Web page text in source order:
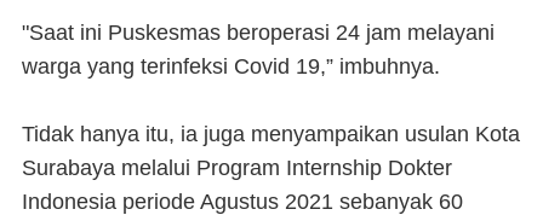
"Saat ini Puskesmas beroperasi 24 jam melayani
warga yang terinfeksi Covid 19,” imbuhnya.
Tidak hanya itu, ia juga menyampaikan usulan Kota
Surabaya melalui Program Internship Dokter
Indonesia periode Agustus 2021 sebanyak 60